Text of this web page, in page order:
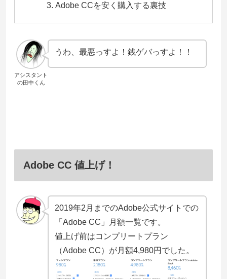
Adobe CCを安く購入する裏技
アシスタント
の田中くん
うわ、最悪っすよ！銭ゲバっすよ！！
Adobe CC 値上げ！
2019年2月までのAdobe公式サイトでの
「Adobe CC」月額一覧です。
値上げ前はコンプリートプラン
（Adobe CC）が月額4,980円でした。